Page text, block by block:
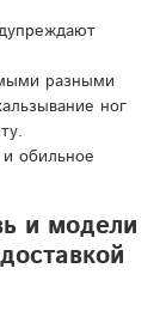
разными
ног
обильное
и модели